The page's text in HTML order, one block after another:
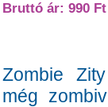
Bruttó ár: 990 Ft
Zombie
még